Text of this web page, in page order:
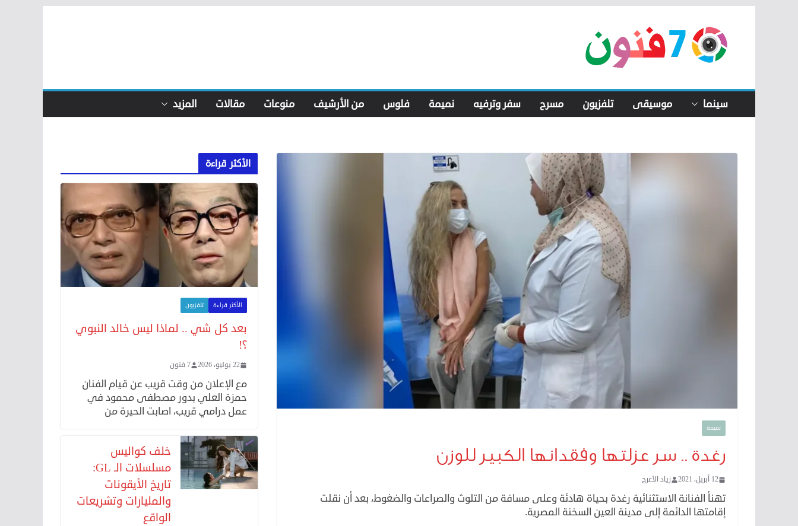
content
سينما موسيقى تلفزيون مسرح سفر وترفيه نميمة فلوس من الأرشيف منوعات مقالات المزيد
نميمة
رغدة .. سر عزلتها وفقدانها الكبير للوزن
12 أبريل، 2021 زياد الأعرج
تهنأ الفنانة الاستثنائية رغدة بحياة هادئة وعلى مسافة من التلوث والصراعات والضغوط، بعد أن نقلت
إقامتها الدائمة إلى مدينة العين السخنة المصرية.
الأكثر قراءة
الأكثر قراءة تلفزيون
بعد كل شي .. لماذا ليس خالد النبوي
؟!
22 يوليو، 2026 7 فنون
مع الإعلان من وقت قريب عن قيام الفنان
حمزة العلي بدور مصطفى محمود في
عمل درامي قريب، اصابت الحيرة من
خلف كواليس
مسلسلات الـ GL:
تاريخ الأيقونات
والمليارات وتشريعات
الواقع